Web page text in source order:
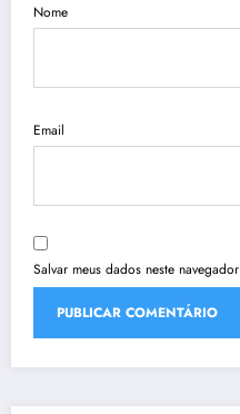
Nome
Email
Salvar meus dados neste